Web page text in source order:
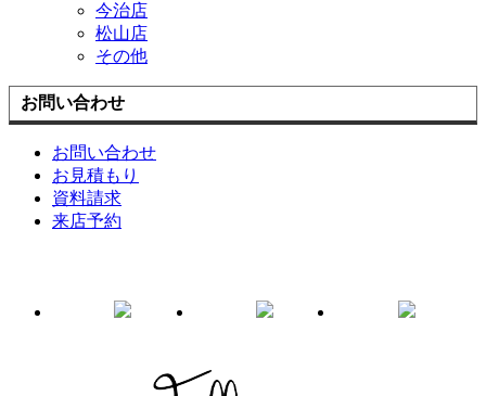
今治店
松山店
その他
お問い合わせ
お問い合わせ
お見積もり
資料請求
来店予約